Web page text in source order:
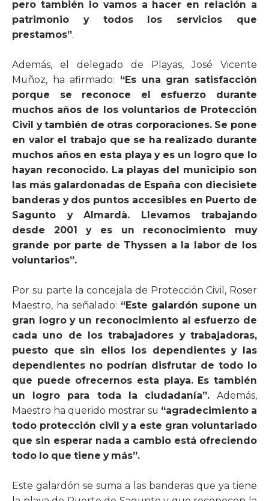
pero también lo vamos a hacer en relación a
patrimonio y todos los servicios que
prestamos”.
Además, el delegado de Playas, José Vicente
Muñoz, ha afirmado: “Es una gran satisfacción
porque se reconoce el esfuerzo durante
muchos años de los voluntarios de Protección
Civil y también de otras corporaciones. Se pone
en valor el trabajo que se ha realizado durante
muchos años en esta playa y es un logro que lo
hayan reconocido. La playas del municipio son
las más galardonadas de España con diecisiete
banderas y dos puntos accesibles en Puerto de
Sagunto y Almardà. Llevamos trabajando
desde 2001 y es un reconocimiento muy
grande por parte de Thyssen a la labor de los
voluntarios”.
Por su parte la concejala de Protección Civil, Roser
Maestro, ha señalado: “Este galardón supone un
gran logro y un reconocimiento al esfuerzo de
cada uno de los trabajadores y trabajadoras,
puesto que sin ellos los dependientes y las
dependientes no podrían disfrutar de todo lo
que puede ofrecernos esta playa. Es también
un logro para toda la ciudadanía”.Además,
Maestro ha querido mostrar su “agradecimiento a
todo protección civil y a este gran voluntariado
que sin esperar nada a cambio está ofreciendo
todo lo que tiene y más”.
Este galardón se suma a las banderas que ya tiene